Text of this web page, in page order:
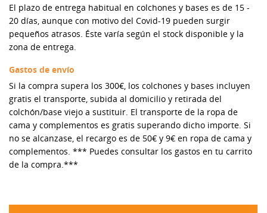
El plazo de entrega habitual en colchones y bases es de 15 -
20 días, aunque con motivo del Covid-19 pueden surgir
pequeños atrasos. Éste varía según el stock disponible y la
zona de entrega.
Gastos de envío
Si la compra supera los 300€, los colchones y bases incluyen
gratis el transporte, subida al domicilio y retirada del
colchón/base viejo a sustituir. El transporte de la ropa de
cama y complementos es gratis superando dicho importe. Si
no se alcanzase, el recargo es de 50€ y 9€ en ropa de cama y
complementos. *** Puedes consultar los gastos en tu carrito
de la compra.***